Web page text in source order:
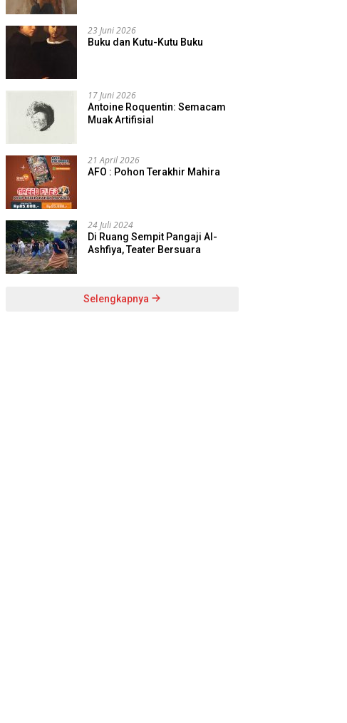
23 Juni 2026
Buku dan Kutu-Kutu Buku
17 Juni 2026
Antoine Roquentin: Semacam
Muak Artifisial
21 April 2026
AFO : Pohon Terakhir Mahira
24 Juli 2024
Di Ruang Sempit Pangaji Al-
Ashfiya, Teater Bersuara
Selengkapnya